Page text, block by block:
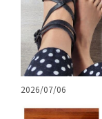
2026/07/06